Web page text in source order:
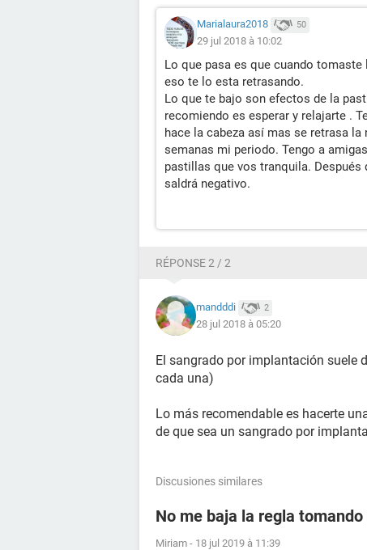
Marialaura2018 50
29 jul 2018 à 10:02
Lo que pasa es que cuando
eso te lo esta retrasando.
Lo que te bajo son efectos de la
recomiendo es esperar y relajarte .
hace la cabeza así mas se retrasa
semanas mi periodo. Tengo a
pastillas que vos tranquila. Después
saldrá negativo.
RÉPONSE 2 / 2
mandddi 2
28 jul 2018 à 05:20
El sangrado por implantación suele
cada una)
Lo más recomendable es hacerte
de que sea un sangrado por
Discusiones similares
No me baja la regla
Miriam - 18 jul 2019 à 11:39